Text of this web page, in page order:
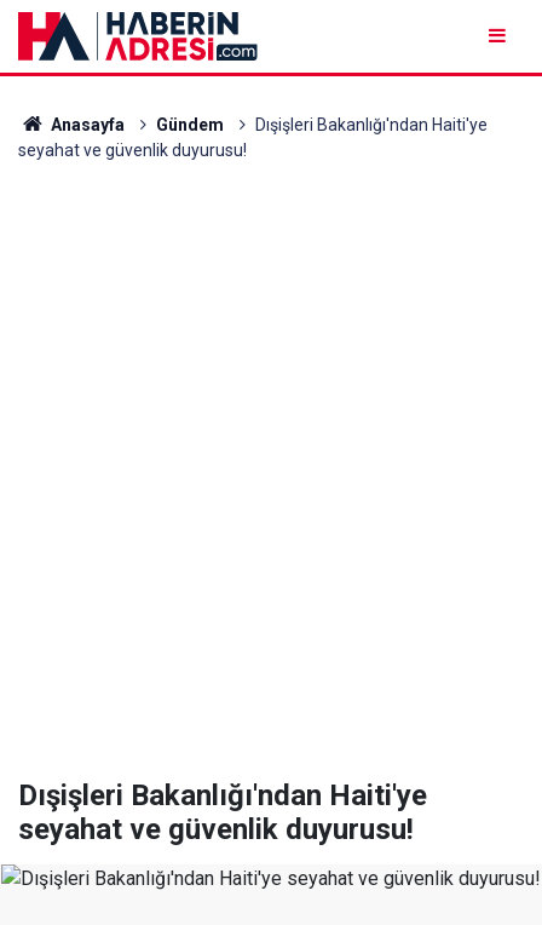
Anasayfa Gündem
Dışişleri Bakanlığı'ndan Haiti'ye
seyahat ve güvenlik duyurusu!
Dışişleri Bakanlığı'ndan Haiti'ye
seyahat ve güvenlik duyurusu!